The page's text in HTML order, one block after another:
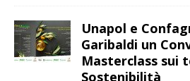
Unapol e
Garibaldi un
Masterclass sui
Sostenibilità